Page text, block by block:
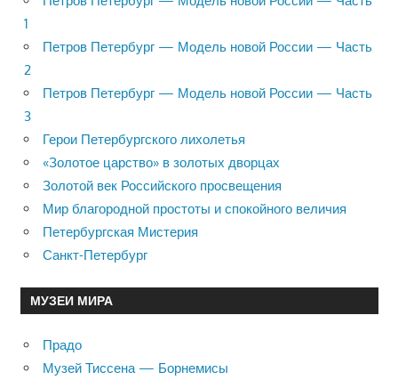
1
Петров Петербург — Модель новой России — Часть
2
Петров Петербург — Модель новой России — Часть
3
Герои Петербургского лихолетья
«Золотое царство» в золотых дворцах
Золотой век Российского просвещения
Мир благородной простоты и спокойного величия
Петербургская Мистерия
Санкт-Петербург
МУЗЕИ МИРА
Прадо
Музей Тиссена — Борнемисы